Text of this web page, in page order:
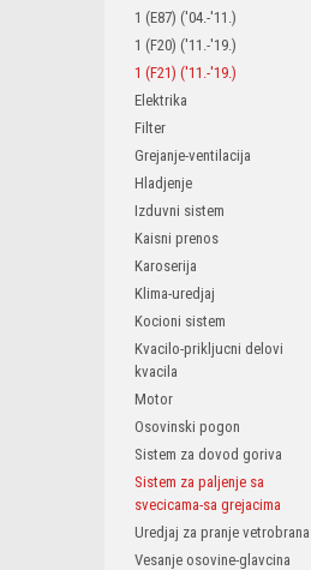
1 (E87) ('04.-'11.)
1 (F20) ('11.-'19.)
1 (F21) ('11.-'19.)
Elektrika
Filter
Grejanje-ventilacija
Hladjenje
Izduvni sistem
Kaisni prenos
Karoserija
Klima-uredjaj
Kocioni sistem
Kvacilo-prikljucni delovi
kvacila
Motor
Osovinski pogon
Sistem za dovod goriva
Sistem za paljenje sa
svecicama-sa grejacima
Uredjaj za pranje vetrobrana
Vesanje osovine-glavcina